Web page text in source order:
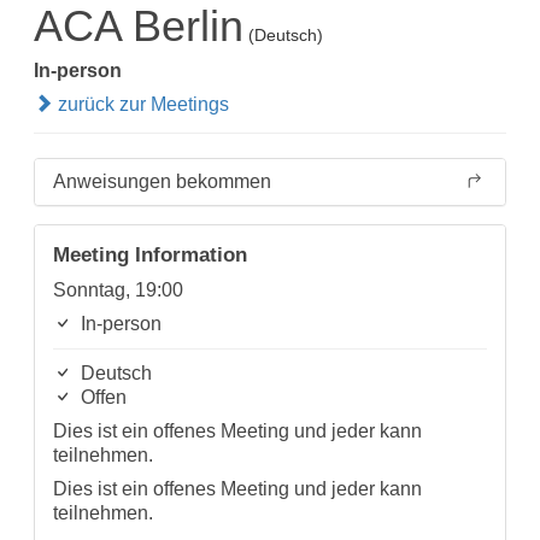
ACA Berlin (Deutsch)
In-person
zurück zur Meetings
Anweisungen bekommen
Meeting Information
Sonntag, 19:00
In-person
Deutsch
Offen
Dies ist ein offenes Meeting und jeder kann
teilnehmen.
Dies ist ein offenes Meeting und jeder kann
teilnehmen.